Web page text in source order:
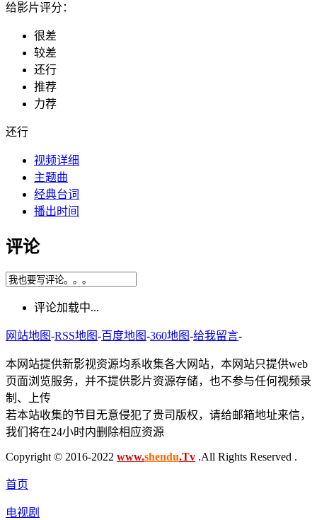
给影片评分：
很差
较差
还行
推荐
力荐
还行
视频详细
主题曲
经典台词
播出时间
评论
评论加载中...
网站地图-RSS地图-百度地图-360地图-给我留言-
本网站提供新影视资源均系收集各大网站，本网站只提供web
页面浏览服务，并不提供影片资源存储，也不参与任何视频录
制、上传
若本站收集的节目无意侵犯了贵司版权，请给邮箱地址来信，
我们将在24小时内删除相应资源
Copyright © 2016-2022 www.shendu.Tv .All Rights Reserved .
首页
电视剧